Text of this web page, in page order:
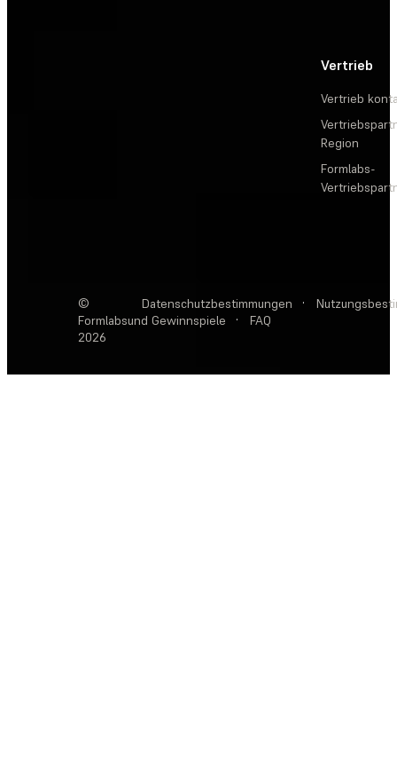
Vertrieb
Vertrieb
Region
Formlabs-
©
Formlabs
2026
Datenschutzbestimmungen ·
und Gewinnspiele
· FAQ